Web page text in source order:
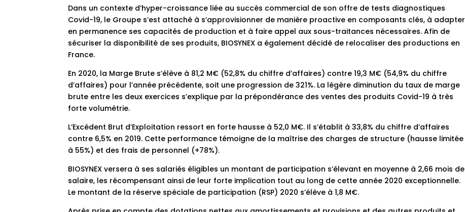
Dans un contexte d’hyper-croissance liée au succès commercial de son offre de tests diagnostiques
Covid-19, le Groupe s’est attaché à s’approvisionner de manière proactive en composants clés, à adapter
en permanence ses capacités de production et à faire appel aux sous-traitances nécessaires. Afin de
sécuriser la disponibilité de ses produits, BIOSYNEX a également décidé de relocaliser des productions en
France.
En 2020, la Marge Brute s’élève à 81,2 M€ (52,8% du chiffre d’affaires) contre 19,3 M€ (54,9% du chiffre
d’affaires) pour l’année précédente, soit une progression de 321%. La légère diminution du taux de marge
brute entre les deux exercices s’explique par la prépondérance des ventes des produits Covid-19 à très
forte volumétrie.
L’Excédent Brut d’Exploitation ressort en forte hausse à 52,0 M€. Il s’établit à 33,8% du chiffre d’affaires
contre 6,5% en 2019. Cette performance témoigne de la maîtrise des charges de structure (hausse limitée
à 55%) et des frais de personnel (+78%).
BIOSYNEX versera à ses salariés éligibles un montant de participation s’élevant en moyenne à 2,66 mois de
salaire, les récompensant ainsi de leur forte implication tout au long de cette année 2020 exceptionnelle.
Le montant de la réserve spéciale de participation (RSP) 2020 s’élève à 1,8 M€.